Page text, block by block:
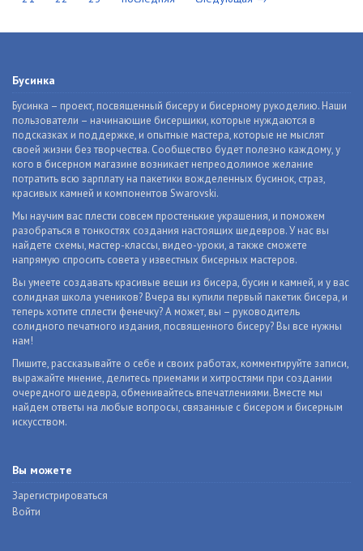
Бусинка
Бусинка – проект, посвященный бисеру и бисерному рукоделию. Наши
пользователи – начинающие бисерщики, которые нуждаются в
подсказках и поддержке, и опытные мастера, которые не мыслят
своей жизни без творчества. Сообщество будет полезно каждому, у
кого в бисерном магазине возникает непреодолимое желание
потратить всю зарплату на пакетики вожделенных бусинок, страз,
красивых камней и компонентов Swarovski.
Мы научим вас плести совсем простенькие украшения, и поможем
разобраться в тонкостях создания настоящих шедевров. У нас вы
найдете схемы, мастер-классы, видео-уроки, а также сможете
напрямую спросить совета у известных бисерных мастеров.
Вы умеете создавать красивые вещи из бисера, бусин и камней, и у вас
солидная школа учеников? Вчера вы купили первый пакетик бисера, и
теперь хотите сплести фенечку? А может, вы – руководитель
солидного печатного издания, посвященного бисеру? Вы все нужны
нам!
Пишите, рассказывайте о себе и своих работах, комментируйте записи,
выражайте мнение, делитесь приемами и хитростями при создании
очередного шедевра, обменивайтесь впечатлениями. Вместе мы
найдем ответы на любые вопросы, связанные с бисером и бисерным
искусством.
Вы можете
Зарегистрироваться
Войти